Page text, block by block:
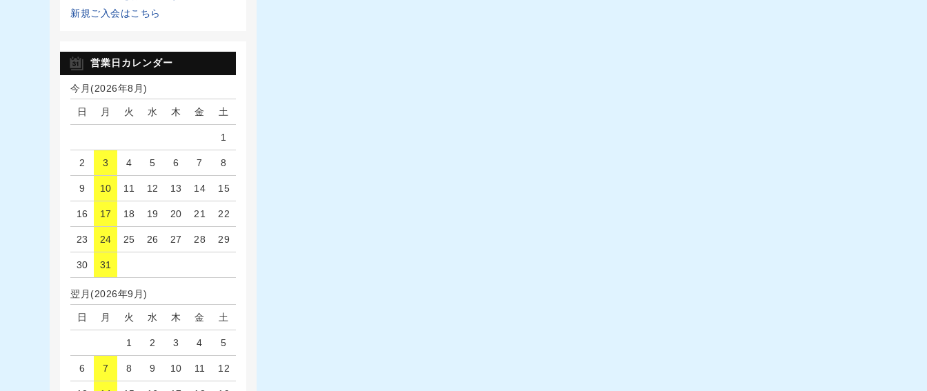
新規ご入会はこちら
営業日カレンダー
今月(2026年8月)
日 月 火 水 木 金 土
1
2 3 4 5 6 7 8
9 10 11 12 13 14 15
16 17 18 19 20 21 22
23 24 25 26 27 28 29
30 31
翌月(2026年9月)
日 月 火 水 木 金 土
1 2 3 4 5
6 7 8 9 10 11 12